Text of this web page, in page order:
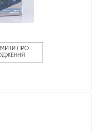
ПРО